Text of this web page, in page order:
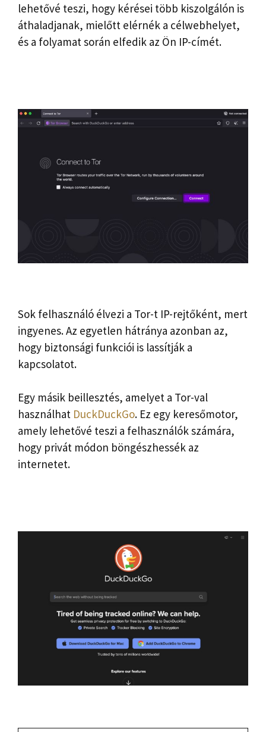
lehetővé teszi, hogy kérései több kiszolgálón is
áthaladjanak, mielőtt elérnék a célwebhelyet,
és a folyamat során elfedik az Ön IP-címét.
Sok felhasználó élvezi a Tor-t IP-rejtőként, mert
ingyenes. Az egyetlen hátránya azonban az,
hogy biztonsági funkciói is lassítják a
kapcsolatot.
Egy másik beillesztés, amelyet a Tor-val
használhat DuckDuckGo. Ez egy keresőmotor,
amely lehetővé teszi a felhasználók számára,
hogy privát módon böngészhessék az
internetet.